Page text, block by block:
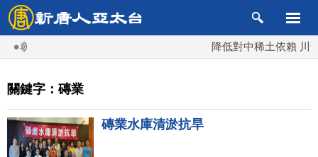
降低對中稀土依賴 川
關鍵字：磚業
磚業水庫清淤抗旱